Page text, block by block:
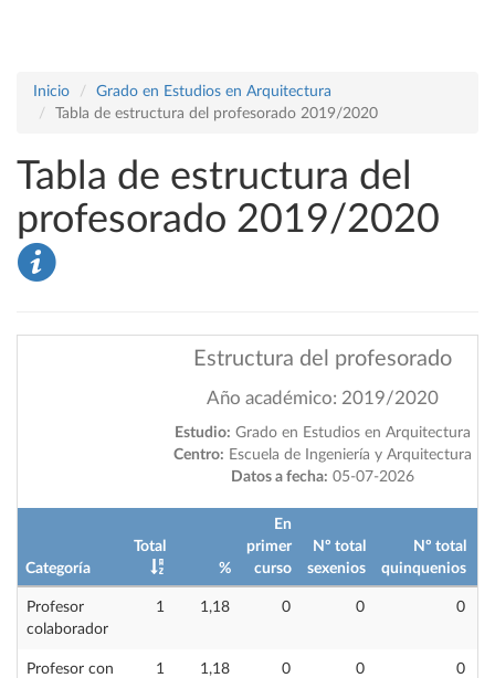
Inicio
Grado en Estudios en Arquitectura
Tabla de estructura del profesorado 2019/2020
Tabla de estructura del
profesorado 2019/2020
Estructura del profesorado
Año académico: 2019/2020
Estudio: Grado en Estudios en Arquitectura
Centro: Escuela de Ingeniería y Arquitectura
Datos a fecha: 05-07-2026
Categoría
Total
%
En
primer
curso
Nº total
sexenios
Nº total
quinquenios
Profesor
colaborador
1 1,18 0 0 0
Profesor con
1 1,18 0 0 0